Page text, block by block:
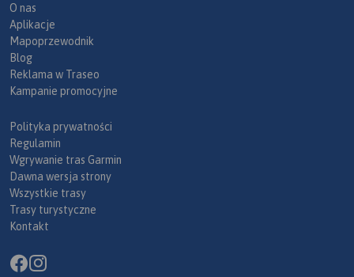
O nas
Aplikacje
Mapoprzewodnik
Blog
Reklama w Traseo
Kampanie promocyjne
Polityka prywatności
Regulamin
Wgrywanie tras Garmin
Dawna wersja strony
Wszystkie trasy
Trasy turystyczne
Kontakt